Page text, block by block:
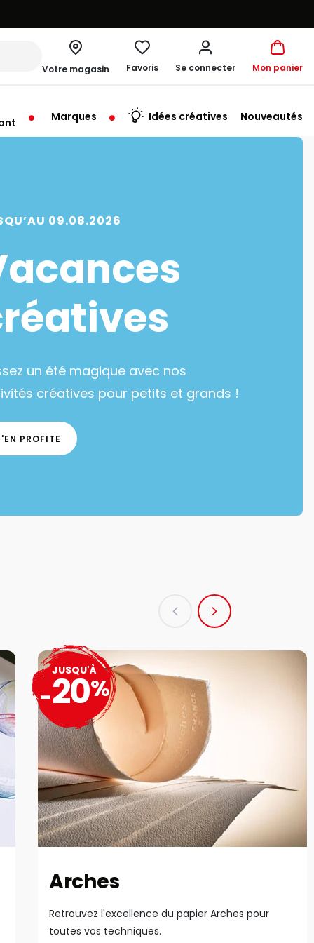
Votre magasin
à 19:30
Favoris Se connecter Mon panier
Marques Idées créatives Nouveautés
09.08.2026
un été magique avec nos
créatives pour petits et grands !
PROFITE
Arches
Retrouvez l'excellence du papier Arches pour
toutes vos techniques.
JUSQU'À
-20%